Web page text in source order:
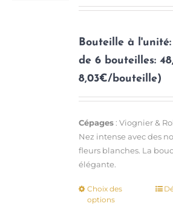
Bouteille à l'unité:
de 6 bouteilles:
8,03€/bouteille)
Cépages : Viognier &
Nez intense avec des
fleurs blanches. La
élégante.
Choix des
options
Ce